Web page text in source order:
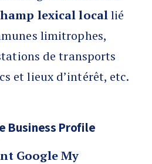
lexical locallié
limitrophes,
de transports
et lieux d’intérêt, etc.
Business Profile
Google My